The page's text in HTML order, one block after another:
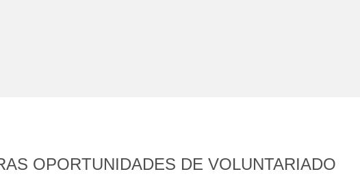
OPORTUNIDADES DE VOLUNTARIADO